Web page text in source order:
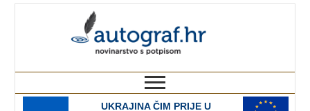
UKRAJINA ČIM PRIJE U